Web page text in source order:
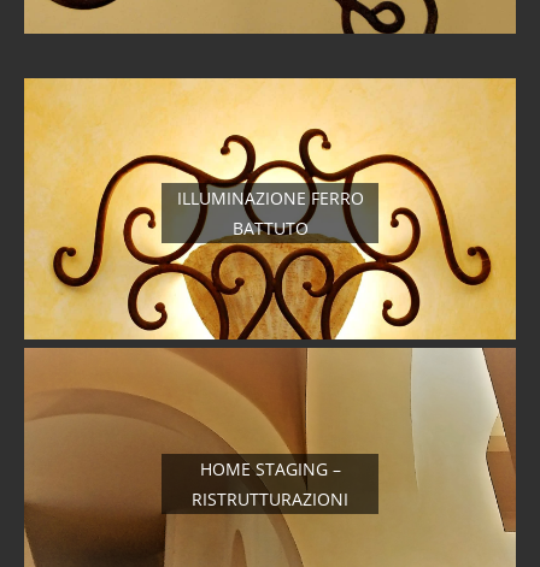
ILLUMINAZIONE FERRO
BATTUTO
HOME STAGING –
RISTRUTTURAZIONI